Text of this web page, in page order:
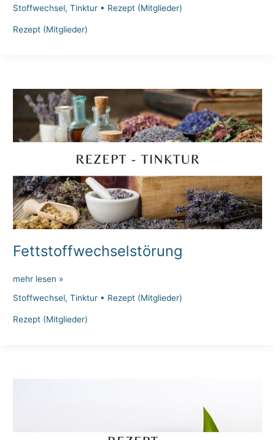
Stoffwechsel, Tinktur• Rezept (Mitglieder)
Rezept (Mitglieder)
Fettstoffwechselstörung
Fettstoffwechselstörung
mehr lesen »
Stoffwechsel, Tinktur• Rezept (Mitglieder)
Rezept (Mitglieder)